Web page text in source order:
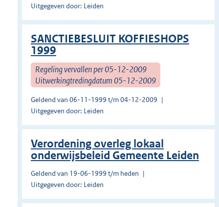
Uitgegeven door: Leiden
SANCTIEBESLUIT KOFFIESHOPS
1999
Regeling vervallen per 05-12-2009
Uitwerkingtredingdatum 05-12-2009
Geldend van 06-11-1999 t/m 04-12-2009
Uitgegeven door: Leiden
Verordening overleg lokaal
onderwijsbeleid Gemeente Leiden
Geldend van 19-06-1999 t/m heden
Uitgegeven door: Leiden